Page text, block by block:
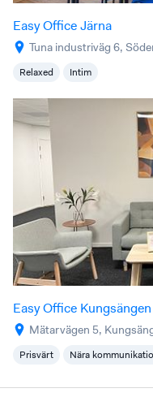
Easy Office Järna
Tuna industriväg 6,
Relaxed Intim
Easy Office Kungsängen
Mätarvägen 5,
Prisvärt Nära